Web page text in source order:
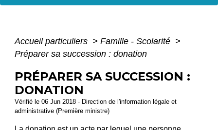
Accueil particuliers > Famille - Scolarité >
Préparer sa succession : donation
PRÉPARER SA SUCCESSION :
DONATION
Vérifié le 06 Jun 2018 - Direction de l'information légale et
administrative (Première ministre)